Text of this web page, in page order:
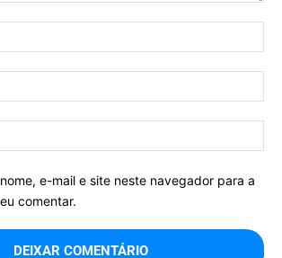
e-mail e site neste navegador para a
comentar.